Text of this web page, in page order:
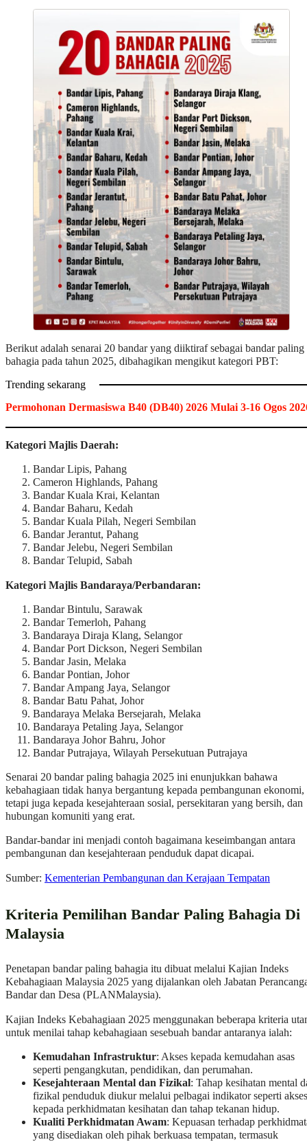
Berikut adalah senarai 20 bandar yang diiktiraf sebagai bandar paling
bahagia pada tahun 2025, dibahagikan mengikut kategori PBT:
Trending sekarang
Permohonan Dermasiswa B40 (DB40) 2026 Mulai 3-16 Ogos
Kategori Majlis Daerah:
Bandar Lipis, Pahang​
Cameron Highlands, Pahang​
Bandar Kuala Krai, Kelantan​
Bandar Baharu, Kedah​
Bandar Kuala Pilah, Negeri Sembilan​
Bandar Jerantut, Pahang​
Bandar Jelebu, Negeri Sembilan​
Bandar Telupid, Sabah
Kategori Majlis Bandaraya/Perbandaran:
Bandar Bintulu, Sarawak​
Bandar Temerloh, Pahang​
Bandaraya Diraja Klang, Selangor​
Bandar Port Dickson, Negeri Sembilan​
Bandar Jasin, Melaka​
Bandar Pontian, Johor​
Bandar Ampang Jaya, Selangor​
Bandar Batu Pahat, Johor​
Bandaraya Melaka Bersejarah, Melaka​
Bandaraya Petaling Jaya, Selangor​
Bandaraya Johor Bahru, Johor​
Bandar Putrajaya, Wilayah Persekutuan Putrajaya​
Senarai 20 bandar paling bahagia 2025 ini enunjukkan bahawa
kebahagiaan tidak hanya bergantung kepada pembangunan ekonomi,
tetapi juga kepada kesejahteraan sosial, persekitaran yang bersih, dan
hubungan komuniti yang erat.
Bandar-bandar ini menjadi contoh bagaimana keseimbangan antara
pembangunan dan kesejahteraan penduduk dapat dicapai.
Sumber: Kementerian Pembangunan dan Kerajaan Tempatan
Kriteria Pemilihan Bandar Paling Bahagia Di
Malaysia
Penetapan bandar paling bahagia itu dibuat melalui Kajian Indeks
Kebahagiaan Malaysia 2025 yang dijalankan oleh Jabatan
Bandar dan Desa (PLANMalaysia).
Kajian Indeks Kebahagiaan 2025 menggunakan beberapa kriteria
untuk menilai tahap kebahagiaan sesebuah bandar antaranya ialah:
Kemudahan Infrastruktur: Akses kepada kemudahan asas
seperti pengangkutan, pendidikan, dan perumahan.
Kesejahteraan Mental dan Fizikal: Tahap kesihatan mental
fizikal penduduk diukur melalui pelbagai indikator seperti akses
kepada perkhidmatan kesihatan dan tahap tekanan hidup.
Kualiti Perkhidmatan Awam: Kepuasan terhadap
yang disediakan oleh pihak berkuasa tempatan, termasuk